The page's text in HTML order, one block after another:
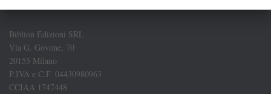
Biblion Edizioni SRL
Via G. Govone, 70
20155 Milano
P.IVA e C.F. 04430980963
CCIAA 1747448